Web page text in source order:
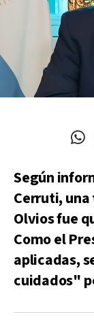
Según
Cerruti,
Olvios fue
Como el
aplicadas,
cuidados"